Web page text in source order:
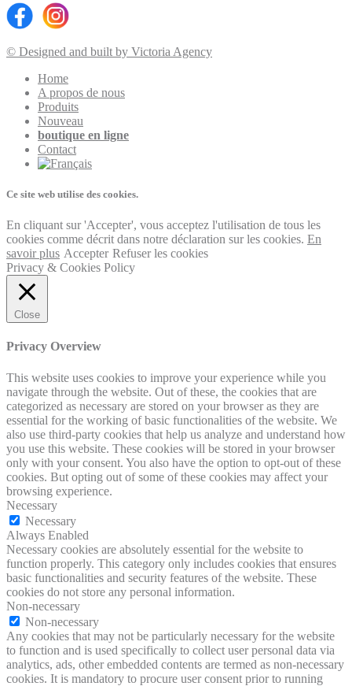
© Designed and built by Victoria Agency
Home
A propos de nous
Produits
Nouveau
boutique en ligne
Contact
Ce site web utilise des cookies.
En cliquant sur 'Accepter', vous acceptez l'utilisation de tous les
cookies comme décrit dans notre déclaration sur les cookies. En
savoir plus Accepter Refuser les cookies
Privacy & Cookies Policy
Close
Privacy Overview
This website uses cookies to improve your experience while you
navigate through the website. Out of these, the cookies that are
categorized as necessary are stored on your browser as they are
essential for the working of basic functionalities of the website. We
also use third-party cookies that help us analyze and understand how
you use this website. These cookies will be stored in your browser
only with your consent. You also have the option to opt-out of these
cookies. But opting out of some of these cookies may affect your
browsing experience.
Necessary
Necessary
Always Enabled
Necessary cookies are absolutely essential for the website to
function properly. This category only includes cookies that ensures
basic functionalities and security features of the website. These
cookies do not store any personal information.
Non-necessary
Non-necessary
Any cookies that may not be particularly necessary for the website
to function and is used specifically to collect user personal data via
analytics, ads, other embedded contents are termed as non-necessary
cookies. It is mandatory to procure user consent prior to running